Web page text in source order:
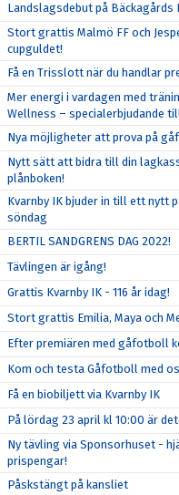
Landslagsdebut på Bäckagårds
Stort grattis Malmö FF och
cupguldet!
Få en Trisslott när du handlar
Mer energi i vardagen med
Wellness – specialerbjudande
Nya möjligheter att prova på
Nytt sätt att bidra till din
plånboken!
Kvarnby IK bjuder in till ett nytt
söndag
BERTIL SANDGRENS DAG 2022!
Tävlingen är igång!
Grattis Kvarnby IK - 116 år idag!
Stort grattis Emilia, Maya och
Efter premiären med gåfotboll
Kom och testa Gåfotboll med
Få en biobiljett via Kvarnby IK
På lördag 23 april kl 10:00 är
Ny tävling via Sponsorhuset -
prispengar!
Påskstängt på kansliet